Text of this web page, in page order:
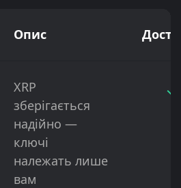
Опис
XRP
зберігається
надійно —
ключі
належать лише
вам
✓